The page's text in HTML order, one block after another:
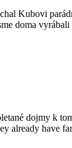
Kubovi
doma
dojmy k
already have